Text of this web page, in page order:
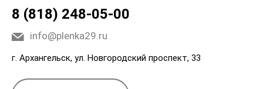
8 (818) 248-05-00
info@plenka29.ru
г. Архангельск, ул. Новгородский проспект, 33